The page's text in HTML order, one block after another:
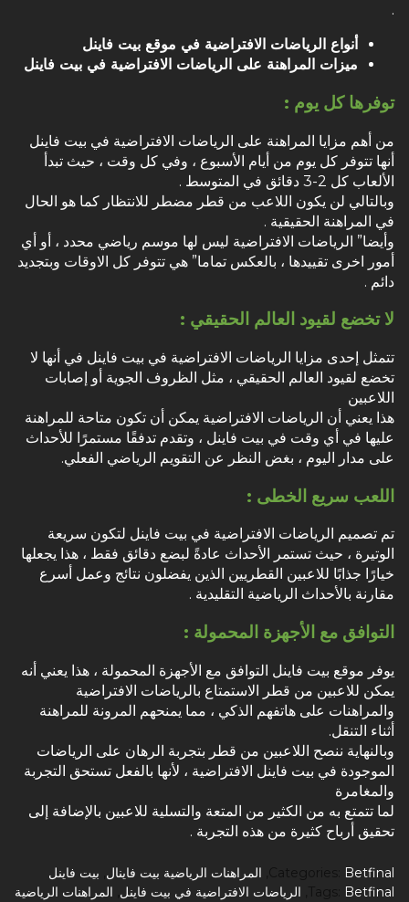
.
أنواع الرياضات الافتراضية في موقع بيت فاينل
ميزات المراهنة على الرياضات الافتراضية في بيت فاينل
توفرها كل يوم :
من أهم مزايا المراهنة على الرياضات الافتراضية في بيت فاينل
أنها تتوفر كل يوم من أيام الأسبوع ، وفي كل وقت ، حيث تبدأ
الألعاب كل 2-3 دقائق في المتوسط .
وبالتالي لن يكون اللاعب من قطر مضطر للانتظار كما هو الحال
في المراهنة الحقيقية .
وأيضا” الرياضات الافتراضية ليس لها موسم رياضي محدد ، أو أي
أمور اخرى تقييدها ، بالعكس تماما” هي تتوفر كل الاوقات وبتجديد
دائم .
لا تخضع لقيود العالم الحقيقي :
تتمثل إحدى مزايا الرياضات الافتراضية في بيت فاينل في أنها لا
تخضع لقيود العالم الحقيقي ، مثل الظروف الجوية أو إصابات
اللاعبين
هذا يعني أن الرياضات الافتراضية يمكن أن تكون متاحة للمراهنة
عليها في أي وقت في بيت فاينل ، وتقدم تدفقًا مستمرًا للأحداث
على مدار اليوم ، بغض النظر عن التقويم الرياضي الفعلي.
اللعب سريع الخطى :
تم تصميم الرياضات الافتراضية في بيت فاينل لتكون سريعة
الوتيرة ، حيث تستمر الأحداث عادةً لبضع دقائق فقط ، هذا يجعلها
خيارًا جذابًا للاعبين القطريين الذين يفضلون نتائج وعمل أسرع
مقارنة بالأحداث الرياضية التقليدية .
التوافق مع الأجهزة المحمولة :
يوفر موقع بيت فاينل التوافق مع الأجهزة المحمولة ، هذا يعني أنه
يمكن للاعبين من قطر الاستمتاع بالرياضات الافتراضية
والمراهنات على هاتفهم الذكي ، مما يمنحهم المرونة للمراهنة
أثناء التنقل.
وبالنهاية ننصح اللاعبين من قطر بتجربة الرهان على الرياضات
الموجودة في بيت فاينل الافتراضية ، لأنها بالفعل تستحق التجربة
والمغامرة
لما تتمتع به من الكثير من المتعة والتسلية للاعبين بالإضافة إلى
تحقيق أرباح كثيرة من هذه التجربة .
Betfinal المراهنات الرياضية بيت فاينال بيت فاينل
Betfinal الرياضات الافتراضية في بيت فاينل المراهنات الرياضية